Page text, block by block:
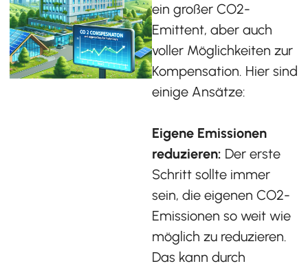
ein großer CO2-
Emittent, aber auch
voller Möglichkeiten zur
Kompensation. Hier sind
einige Ansätze:
Eigene Emissionen
reduzieren: Der erste
Schritt sollte immer
sein, die eigenen CO2-
Emissionen so weit wie
möglich zu reduzieren.
Das kann durch